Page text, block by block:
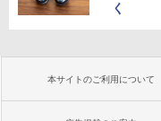
く
本サイトのご利用について